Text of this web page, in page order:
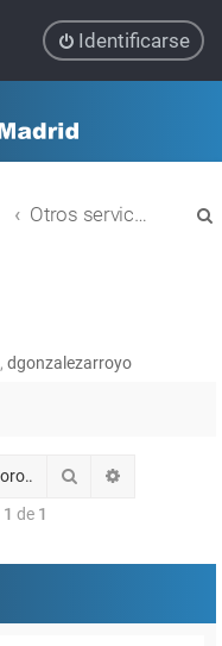
Identificarse
Otros servicios
, dgonzalezarroyo
Buscar
1 de 1